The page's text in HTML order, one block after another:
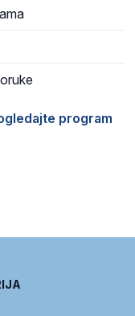
program